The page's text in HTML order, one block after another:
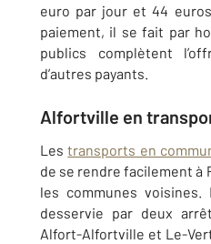
euro par jour et 44
paiement, il se fait par
publics complètent
d’autres payants.
Alfortville en
Lestransports en
de se rendre facilement à
les communes
desservie par deux
Alfort-Alfortville et Le-